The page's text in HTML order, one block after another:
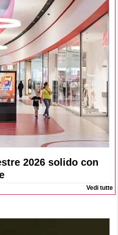
2026 solido con
Vedi tutte